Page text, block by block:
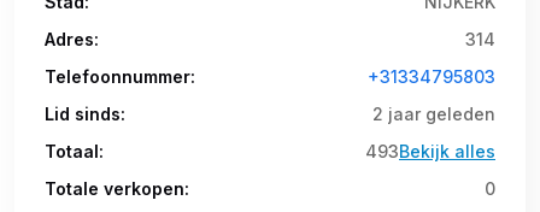
Adres:
314
Telefoonnummer:
+31334795803
Lid sinds:
2 jaar geleden
Totaal:
493Bekijk alles
Totale verkopen:
0